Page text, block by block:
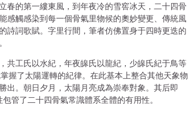
春的第一縷東風，到年夜冷的雪窖冰天，二十四骨
感觸感染到每一個骨氣里物候的奧妙變更、傳統風
詩詞歌賦。字里行間，筆者仿佛置身于四時更迭的
共工氏以水紀，年夜皞氏以龍紀，少皞氏紀于鳥等
握了太陽運轉的紀律。在此基本上整合其他天象物
出。朝日夕月，太陽月亮成為崇奉對象。其后即
管了二十四骨氣常識體系全體的有用性。